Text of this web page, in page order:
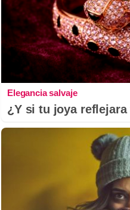
Elegancia salvaje
¿Y si tu joya